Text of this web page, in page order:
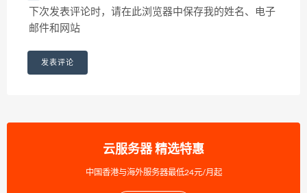
下次发表评论时，请在此浏览器中保存我的姓名、电子
邮件和网站
云服务器 精选特惠
中国香港与海外服务器最低24元/月起